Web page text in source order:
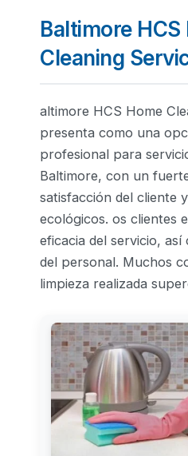
Baltimore HCS
Cleaning
altimore HCS Home
presenta como una
profesional para
Baltimore, con un
satisfacción del cliente
ecológicos. os clientes
eficacia del servicio, así
del personal. Muchos
limpieza realizada